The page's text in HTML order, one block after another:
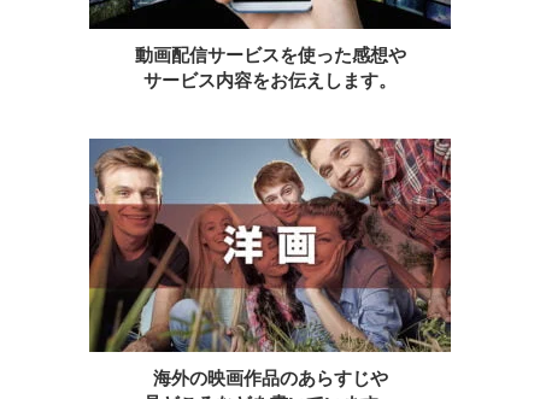
動画配信サービスを使った感想や
サービス内容をお伝えします。
海外の映画作品のあらすじや